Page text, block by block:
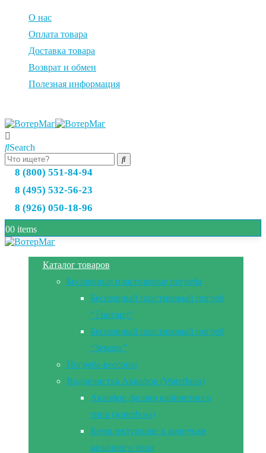
О нас
Оплата товара
Доставка товара
Возврат и обмен
Полезная информация
Search
8 (800) 551-84-94
8 (495) 532-56-23
8 (926) 050-18-96
00 items
Каталог товаров
Бесшовные пластиковые погреба
Бесшовный пластиковый погреб
“Тингард”
Бесшовный пластиковый погреб
“Земляк”
Погреба-кессоны
Водоочистка Аквафор (Waterboss)
Аквафор фильтр кабинетного
типа (waterboss)
Комплектующие к корпусам
засыпного типа